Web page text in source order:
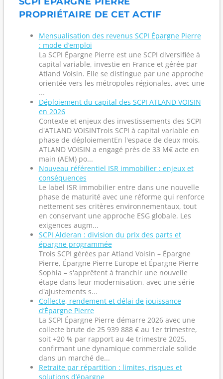
PROPRIÉTAIRE DE CET ACTIF
Mensualisation des revenus SCPI Épargne Pierre
: mode d’emploi
La SCPI Épargne Pierre est une SCPI diversifiée à
capital variable, investie en France et gérée par
Atland Voisin. Elle se distingue par une approche
orientée vers les métropoles régionales, avec une
...
Déploiement du capital des SCPI ATLAND VOISIN
en 2026
Contexte et enjeux des investissements des SCPI
d'ATLAND VOISINTrois SCPI à capital variable en
phase de déploiementEn l'espace de deux mois,
ATLAND VOISIN a engagé près de 33 M€ acte en
main (AEM) po...
Nouveau référentiel ISR immobilier : enjeux et
conséquences
Le label ISR immobilier entre dans une nouvelle
phase de maturité avec une réforme qui renforce
nettement ses critères environnementaux, tout
en conservant une approche ESG globale. Les
exigences augm...
SCPI Alderan : division du prix des parts et
épargne programmée
Trois SCPI gérées par Atland Voisin – Épargne
Pierre, Épargne Pierre Europe et Épargne Pierre
Sophia – s'apprêtent à franchir une nouvelle
étape dans leur modernisation, avec une série
d'ajustements s...
Collecte, rendement et délai de jouissance
d’Épargne Pierre
La SCPI Épargne Pierre démarre 2026 avec une
collecte brute de 25 939 888 € au 1er trimestre,
soit +20 % par rapport au 4e trimestre 2025,
confirmant une dynamique commerciale solide
dans un marché de...
Retraite par répartition : limites, risques et
solutions d’épargne